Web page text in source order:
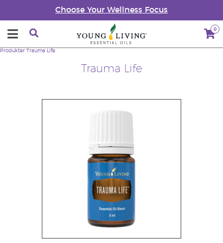
Choose Your Wellness Focus
0
Trauma Life
Produkter Trauma Life